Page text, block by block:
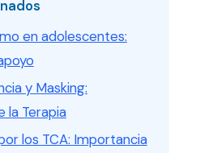
en adolescentes:
y Masking:
la Terapia
los TCA: Importancia